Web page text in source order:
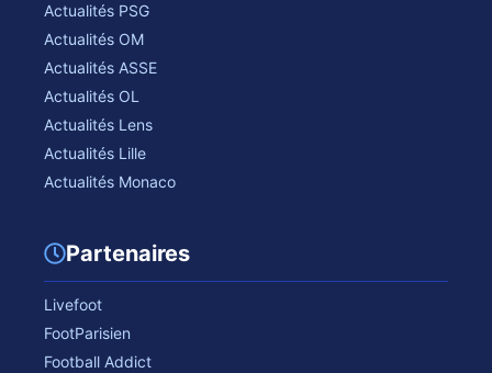
Actualités PSG
Actualités OM
Actualités ASSE
Actualités OL
Actualités Lens
Actualités Lille
Actualités Monaco
Partenaires
Livefoot
FootParisien
Football Addict